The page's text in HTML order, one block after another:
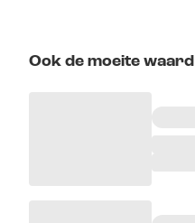
Ook de moeite waard